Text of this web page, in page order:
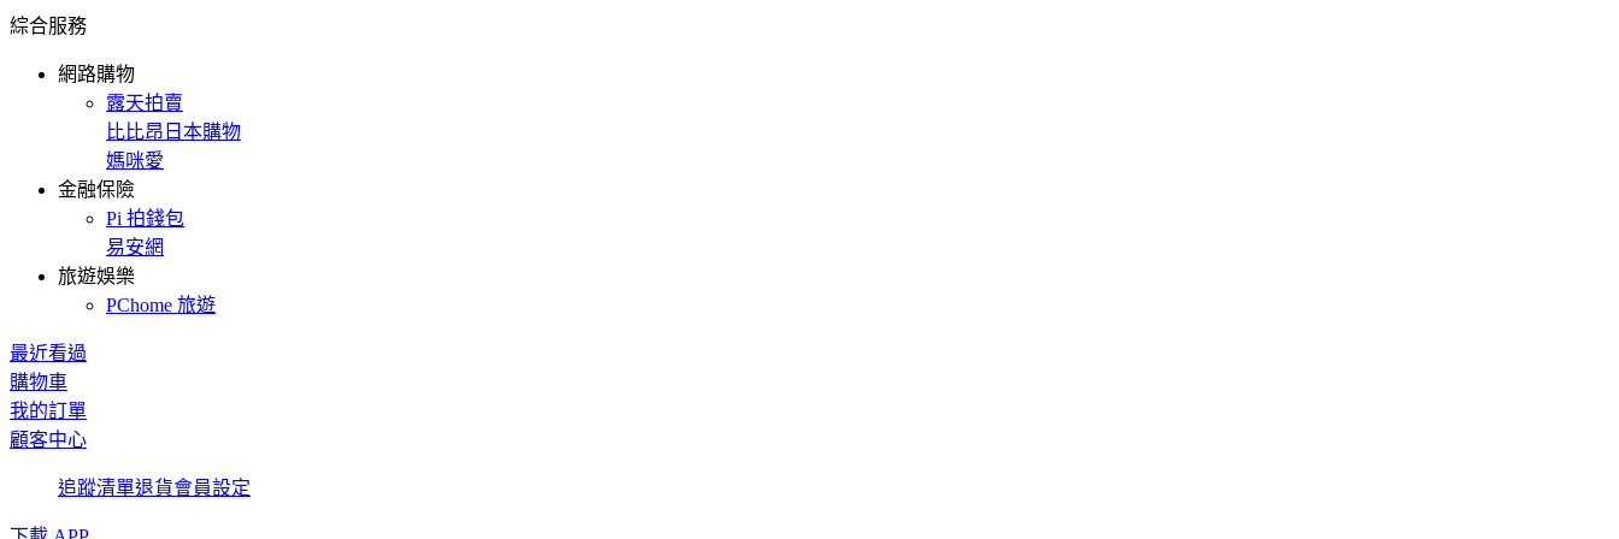
綜合服務
網路購物
露天拍賣
比比昂日本購物
媽咪愛
金融保險
Pi 拍錢包
易安網
旅遊娛樂
PChome 旅遊
最近看過
購物車
我的訂單
顧客中心
追蹤清單退貨會員設定